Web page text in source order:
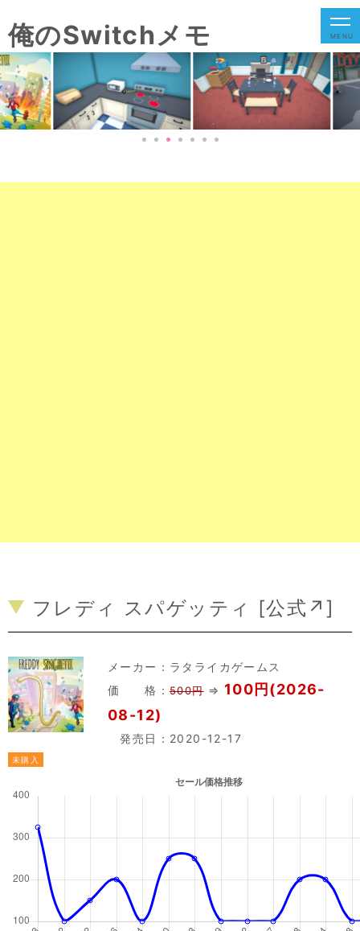
俺のSwitchメモ MENU
フレディ スパゲッティ [公式↗]
メーカー： ラタライカゲームス
価 格： 500円⇒ 100円(2026-
08-12)
発売日：2020-12-17
未購入